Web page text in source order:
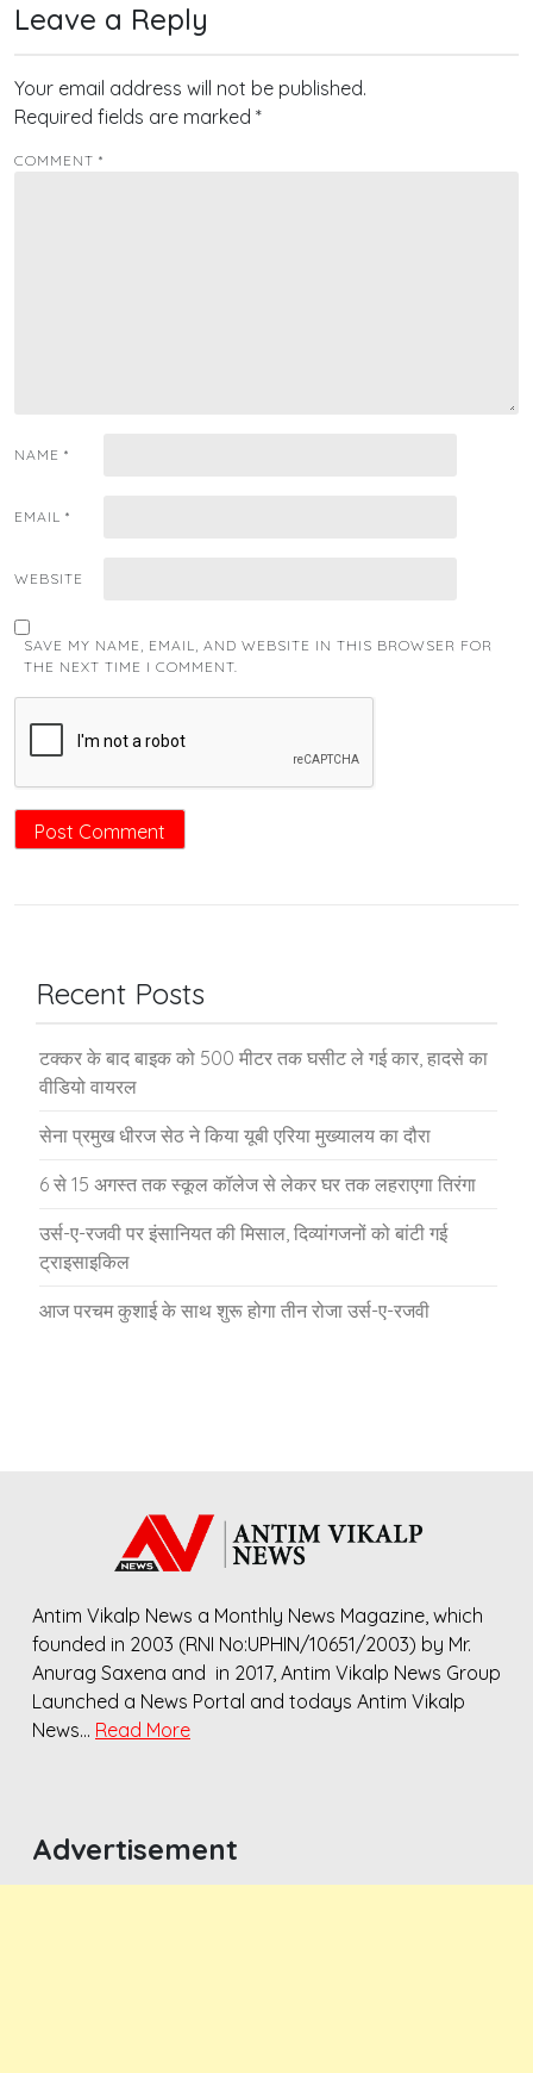
Leave a Reply
Your email address will not be published.
Required fields are marked *
COMMENT *
NAME *
EMAIL *
WEBSITE
SAVE MY NAME, EMAIL, AND WEBSITE IN THIS BROWSER FOR
THE NEXT TIME I COMMENT.
Recent Posts
टक्कर के बाद बाइक को 500 मीटर तक घसीट ले गई कार, हादसे का
वीडियो वायरल
सेना प्रमुख धीरज सेठ ने किया यूबी एरिया मुख्यालय का दौरा
6 से 15 अगस्त तक स्कूल कॉलेज से लेकर घर तक लहराएगा तिरंगा
उर्स-ए-रजवी पर इंसानियत की मिसाल, दिव्यांगजनों को बांटी गई
ट्राइसाइकिल
आज परचम कुशाई के साथ शुरू होगा तीन रोजा उर्स-ए-रजवी
Antim Vikalp News a Monthly News Magazine, which
founded in 2003 (RNI No:UPHIN/10651/2003) by Mr.
Anurag Saxena and in 2017, Antim Vikalp News Group
Launched a News Portal and todays Antim Vikalp
News… Read More
Advertisement